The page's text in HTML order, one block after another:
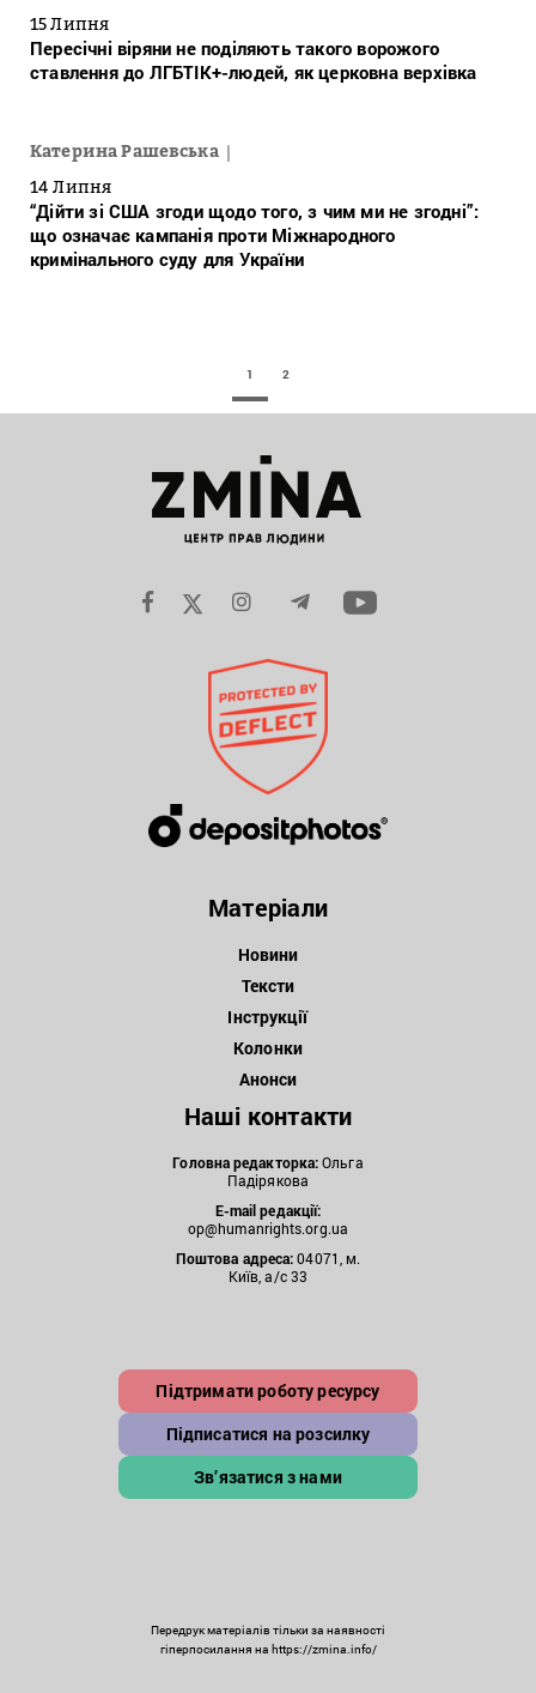
15 Липня
Пересічні віряни не поділяють такого ворожого
ставлення до ЛГБТІК+-людей, як церковна верхівка
Катерина Рашевська
14 Липня
“Дійти зі США згоди щодо того, з чим ми не згодні”:
що означає кампанія проти Міжнародного
кримінального суду для України
1 2
Матеріали
Новини
Тексти
Інструкції
Колонки
Анонси
Наші контакти
Головна редакторка:Ольга
Падірякова
E-mail редакції:
op@humanrights.org.ua
Поштова адреса:04071, м.
Київ, а/с 33
Підтримати роботу ресурсу
Підписатися на розсилку
Зв’язатися з нами
Передрук матеріалів тільки за наявності
гіперпосилання на https://zmina.info/